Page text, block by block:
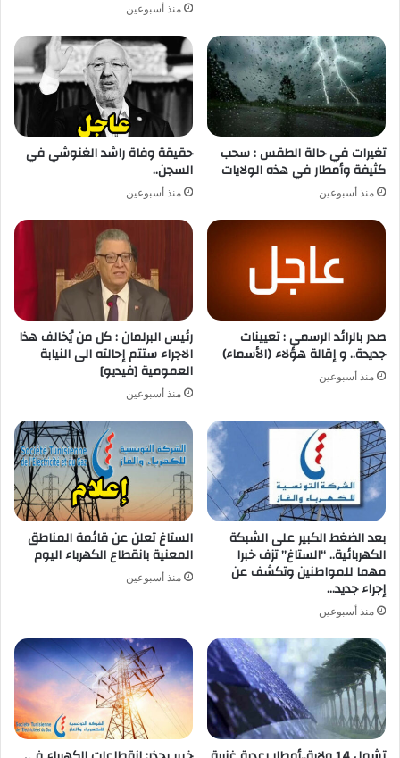
منذ أسبوعين
تغيرات في حالة الطقس : سحب
كثيفة وأمطار في هذه الولايات
منذ أسبوعين
حقيقة وفاة راشد الغنوشي في
السجن..
منذ أسبوعين
صدر بالرائد الرسمي : تعيينات
جديدة.. و إقالة هؤلاء (الأسماء)
منذ أسبوعين
رئيس البرلمان : كل من يُخالف هذا
الاجراء ستتم إحالته الى النيابة
العمومية [فيديو]
منذ أسبوعين
بعد الضغط الكبير على الشبكة
الكهربائية.. “الستاغ” تزف خبرا
مهما للمواطنين وتكشف عن
إجراء جديد…
منذ أسبوعين
الستاغ تعلن عن قائمة المناطق
المعنية بانقطاع الكهرباء اليوم
منذ أسبوعين